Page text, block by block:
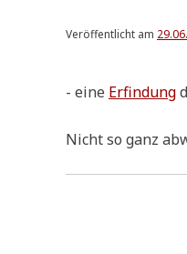
Veröffentlicht am
- eine Erfin­dung
Nicht so ganz